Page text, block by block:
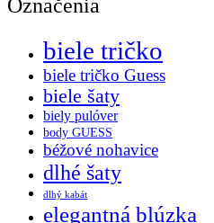
Označenia
biele tričko
biele tričko Guess
biele šaty
biely pulóver
body GUESS
béžové nohavice
dlhé šaty
dlhý kabát
elegantná blúzka